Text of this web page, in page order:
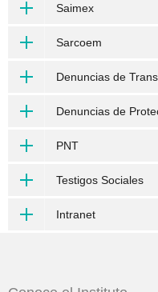
Saimex
Sarcoem
Denuncias de
Denuncias de
PNT
Testigos Sociales
Intranet